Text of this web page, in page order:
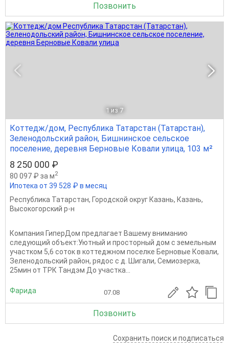
Позвонить
1 из 7
Коттедж/дом, Республика Татарстан (Татарстан),
Зеленодольский район, Бишнинское сельское
поселение, деревня Берновые Ковали улица, 103 м²
8 250 000 ₽
80 097 ₽ за м2
Ипотека от 39 528 ₽ в месяц
Республика Татарстан, Городской округ Казань, Казань,
Высокогорский р-н
Компания ГиперДом предлагает Вашему вниманию
следующий объект:Уютный и просторный дом с земельным
участком 5,6 соток в коттеджном поселке Берновые Ковали,
Зеленодольский район, рядос с д. Шигали, Семиозерка,
25мин от ТРК Тандэм До участка...
Фарида 07.08
Позвонить
Сохранить поиск и подписаться